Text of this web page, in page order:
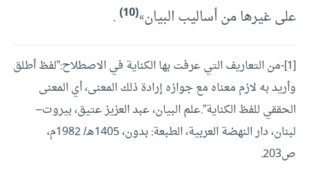
على غيرها من أساليب البيان»(10)
.
[1]-من التعاريف التي عرفت بها الكناية في الاصطلاح:”لفظ أطلق
وأريد به لازم معناه مع جوازه إرادة ذلك المعنى، أي المعنى
الحققي للفظ الكناية”.علم البيان، عبد العزيز عتيق، بيروت–
لبنان، دار النهضة العربية، الطبعة: بدون، 1405هـ/ 1982م،
ص203.